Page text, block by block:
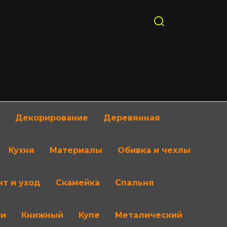
Декорирование Деревянная
Кухня Материалы Обивка и чехлы
и уход Скамейка Спальня
Книжный Купе Металический